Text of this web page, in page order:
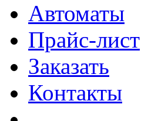
Автоматы
Прайс-лист
Заказать
Контакты